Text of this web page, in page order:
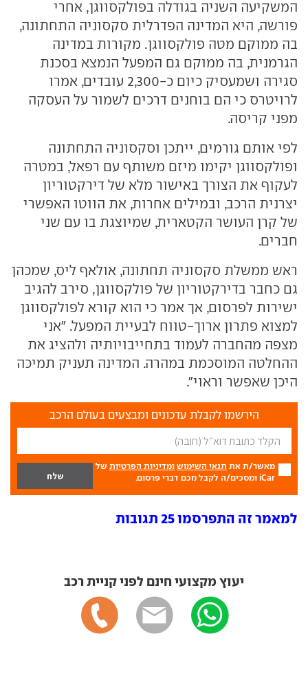
המשקיעה השניה בגודלה בפולקסווגן, אחרי
פורשה, היא המדינה הפדרלית סקסוניה התחתונה,
בה ממוקם מטה פולקסווגן. מקורות במדינה
הגרמנית, בה ממוקם גם המפעל הנמצא בסכנת
סגירה ושמעסיק כיום כ-2,300 עובדים, אמרו
לרויטרס כי הם בוחנים דרכים לשמור על העסקה
מפני קריסה.
לפי אותם גורמים, ייתכן וסקסוניה התחתונה
ופולקסווגן יקימו מיזם משותף עם רפאל, במטרה
לעקוף את הצורך באישור מלא של דירקטוריון
יצרנית הרכב, ובמילים אחרות, את הווטו האפשרי
של קרן העושר הקטארית, שמיוצגת בו עם שני
חברים.
ראש ממשלת סקסוניה תחתונה, אולאף ליס, שמכהן
גם כחבר בדירקטוריון של פולקסווגן, סירב להגיב
ישירות לפרסום, אך אמר כי הוא קורא לפולקסווגן
למצוא פתרון ארוך-טווח לבעיית המפעל. "אני
מצפה מהחברה לעמוד בתחייבויותיה ולהציג את
ההחלטה המוסכמת במהרה. המדינה תעניק תמיכה
היכן שאפשר וראוי".
הירשמו לקבלת עדכונים ומבצעים בעולם הרכב
מאשר/ת את תנאי השימוש ומדיניות הפרטיות של
iCar ומסכים/ה לקבל מכם דברי פרסום.
למאמר זה התפרסמו 25 תגובות
יעוץ מקצועי חינם לפני קניית רכב